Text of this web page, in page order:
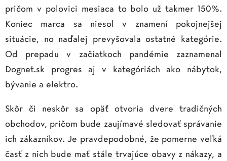
pričom v polovici mesiaca to bolo už takmer 150%.
Koniec marca sa niesol v znamení pokojnejšej
situácie, no naďalej prevyšovala ostatné kategórie.
Od prepadu v začiatkoch pandémie zaznamenal
Dognet.sk progres aj v kategóriách ako nábytok,
bývanie a elektro.
Skôr či neskôr sa opäť otvoria dvere tradičných
obchodov, pričom bude zaujímavé sledovať správanie
ich zákazníkov. Je pravdepodobné, že pomerne veľká
časť z nich bude mať stále trvajúce obavy z nákazy, a